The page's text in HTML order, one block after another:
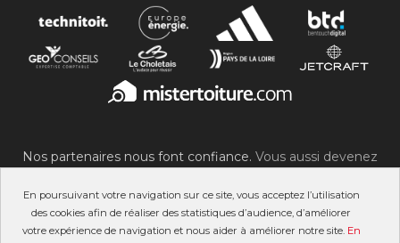
En poursuivant votre navigation sur ce site, vous acceptez l’utilisation
des cookies afin de réaliser des statistiques d’audience, d’améliorer
votre expérience de navigation et nous aider à améliorer notre site. En
Nos partenaires nous font confiance. Vous aussi devenez